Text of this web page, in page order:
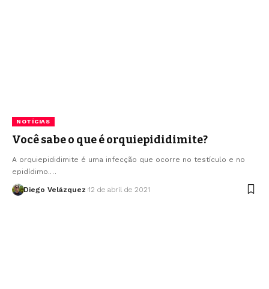
NOTÍCIAS
Você sabe o que é orquiepididimite?
A orquiepididimite é uma infecção que ocorre no testículo e no
epidídimo.…
Diego Velázquez 12 de abril de 2021